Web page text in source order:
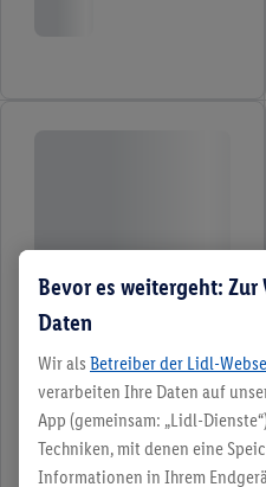
Bevor es weitergeht:
Daten
Wir als Betreiber der Lidl-
verarbeiten Ihre Daten auf
App (gemeinsam: „Lidl-
Techniken, mit denen eine
Informationen in Ihrem